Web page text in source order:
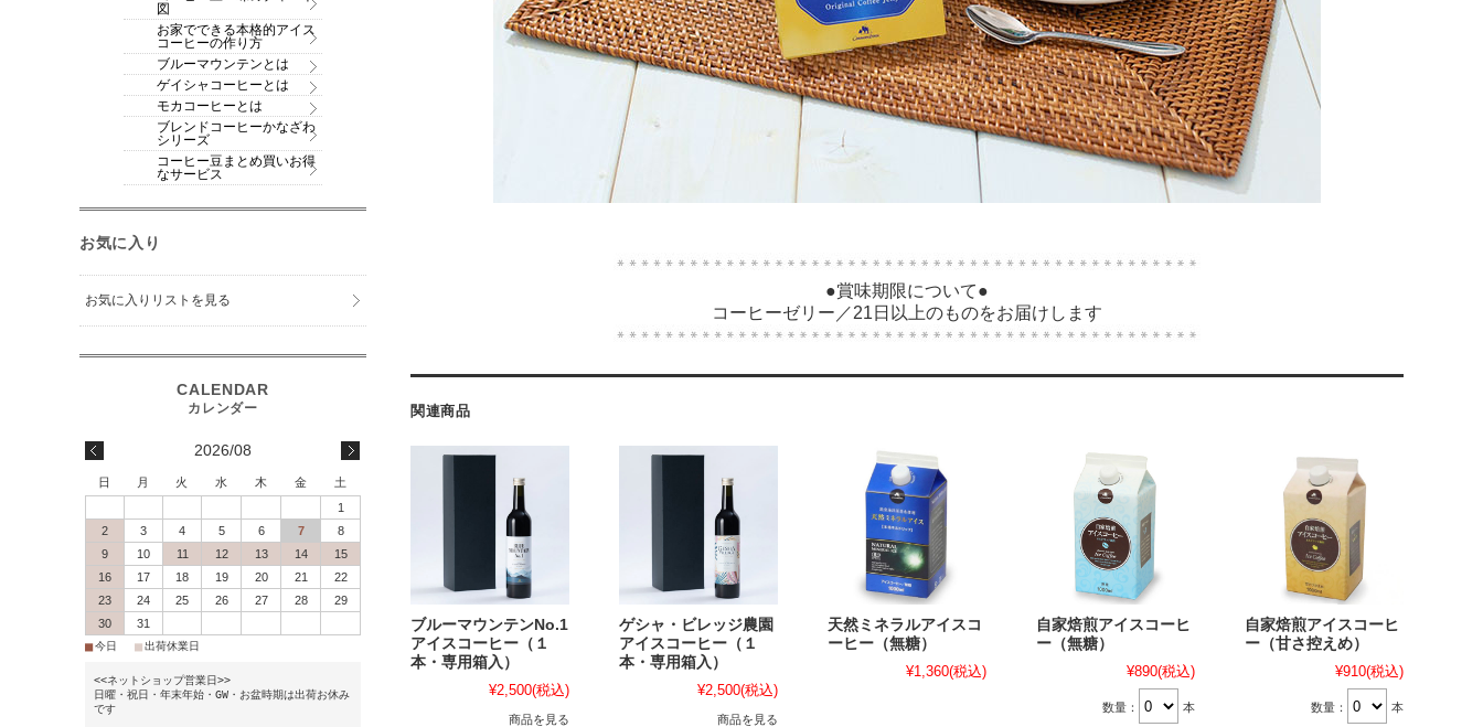
●賞味期限について●
コーヒーゼリー／21日以上のものをお届けします
関連商品
ブルーマウンテンNo.1
アイスコーヒー（１
本・専用箱入）
¥2,500(税込)
商品を見る
ゲシャ・ビレッジ農園
アイスコーヒー（１
本・専用箱入）
¥2,500(税込)
商品を見る
天然ミネラルアイスコ
ーヒー（無糖）
¥1,360(税込)
自家焙煎アイスコーヒ
ー（無糖）
¥890(税込)
数量： 本
自家焙煎アイスコーヒ
ー（甘さ控えめ）
¥910(税込)
数量： 本
図
お家でできる本格的アイス
コーヒーの作り方
ブルーマウンテンとは
ゲイシャコーヒーとは
モカコーヒーとは
ブレンドコーヒーかなざわ
シリーズ
コーヒー豆まとめ買いお得
なサービス
お気に入り
お気に入りリストを見る
2026/08
日 月 火 水 木 金
土
1
2
3 4 5 6 7
8
9
10 11 12 13 14
15
16
17 18 19 20 21
22
23
24 25 26 27 28
29
30
31
■今日 ■出荷休業日
<<ネットショップ営業日>>
日曜・祝日・年末年始・GW・お盆時期は出荷お休み
です